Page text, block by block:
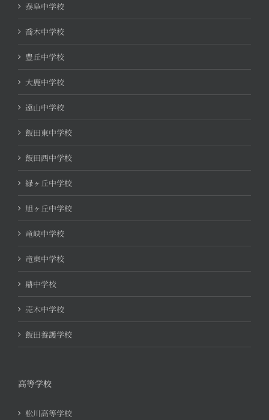
泰阜中学校
喬木中学校
豊丘中学校
大鹿中学校
遠山中学校
飯田東中学校
飯田西中学校
緑ヶ丘中学校
旭ヶ丘中学校
竜峡中学校
竜東中学校
鼎中学校
売木中学校
飯田養護学校
高等学校
松川高等学校